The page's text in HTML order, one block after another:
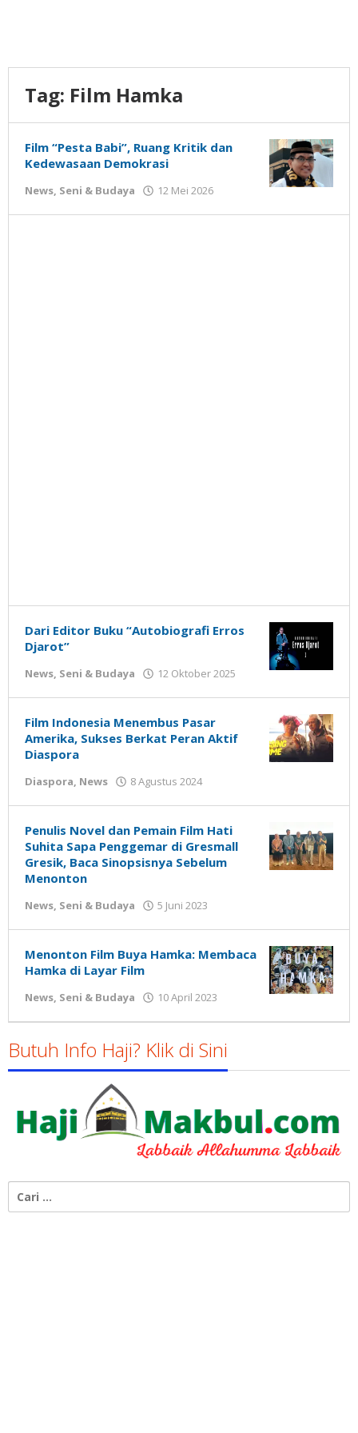
Tag: Film Hamka
Film “Pesta Babi”, Ruang Kritik dan
Kedewasaan Demokrasi
News, Seni & Budaya 12 Mei 2026
Susanto
Dari Editor Buku “Autobiografi Erros
Djarot”
News, Seni & Budaya 12 Oktober 2025
Susanto
Film Indonesia Menembus Pasar
Amerika, Sukses Berkat Peran Aktif
Diaspora
Diaspora, News 8 Agustus 2024
Susanto
Penulis Novel dan Pemain Film Hati
Suhita Sapa Penggemar di Gresmall
Gresik, Baca Sinopsisnya Sebelum
Menonton
News, Seni & Budaya 5 Juni 2023
Susanto
Menonton Film Buya Hamka: Membaca
Hamka di Layar Film
News, Seni & Budaya 10 April 2023
Susanto
Butuh Info Haji? Klik di Sini
untuk: